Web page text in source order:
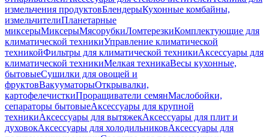
измельчения продуктовБлендерыКухонные комбайны,
измельчителиПланетарные
миксерыМиксерыМясорубкиЛомтерезкиКомплектующие для
климатической техникиУправление климатической
техникойФильтры для климатической техникиАксессуары для
климатической техникиМелкая техникаВесы кухонные,
бытовыеСушилки для овощей и
фруктовВакууматорыОткрывалки,
картофелечисткиПроращиватели семянМаслобойки,
сепараторы бытовыеАксессуары для крупной
техникиАксессуары для вытяжекАксессуары для плит и
духовокАксессуары для холодильниковАксессуары для